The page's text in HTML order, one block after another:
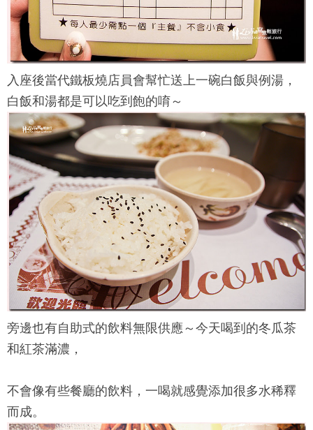
入座後當代鐵板燒店員會幫忙送上一碗白飯與例湯，
白飯和湯都是可以吃到飽的唷～
旁邊也有自助式的飲料無限供應～今天喝到的冬瓜茶
和紅茶滿濃，
不會像有些餐廳的飲料，一喝就感覺添加很多水稀釋
而成。